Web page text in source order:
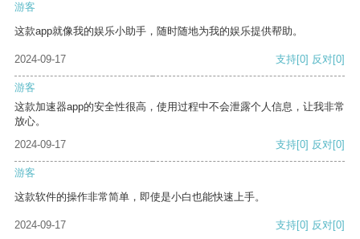
游客
这款app就像我的娱乐小助手，随时随地为我的娱乐提供帮助。
2024-09-17 支持[0] 反对[0]
游客
这款加速器app的安全性很高，使用过程中不会泄露个人信息，让我非常
放心。
2024-09-17
支持[0] 反对[0]
游客
这款软件的操作非常简单，即使是小白也能快速上手。
2024-09-17 支持[0] 反对[0]